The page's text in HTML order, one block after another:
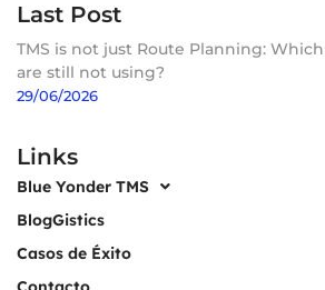
Last Post
TMS is not just Route Planning:
are still not using?
29/06/2026
Links
Blue Yonder TMS
BlogGistics
Casos de Éxito